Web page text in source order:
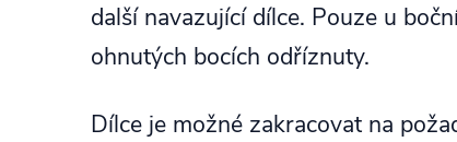
další navazující dílce. Pouze u
ohnutých bocích odříznuty.
Dílce je možné zakracovat na